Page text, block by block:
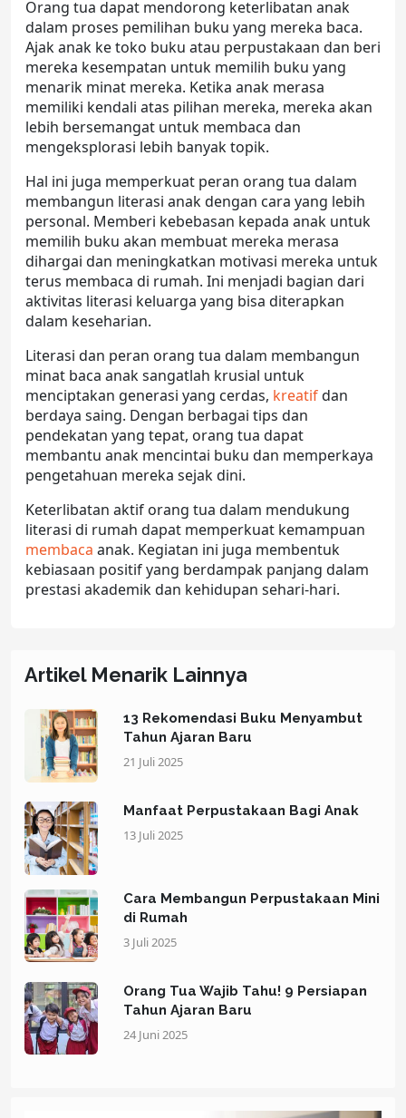
Orang tua dapat mendorong keterlibatan anak
dalam proses pemilihan buku yang mereka baca.
Ajak anak ke toko buku atau perpustakaan dan beri
mereka kesempatan untuk memilih buku yang
menarik minat mereka. Ketika anak merasa
memiliki kendali atas pilihan mereka, mereka akan
lebih bersemangat untuk membaca dan
mengeksplorasi lebih banyak topik.
Hal ini juga memperkuat peran orang tua dalam
membangun literasi anak dengan cara yang lebih
personal. Memberi kebebasan kepada anak untuk
memilih buku akan membuat mereka merasa
dihargai dan meningkatkan motivasi mereka untuk
terus membaca di rumah. Ini menjadi bagian dari
aktivitas literasi keluarga yang bisa diterapkan
dalam keseharian.
Literasi dan peran orang tua dalam membangun
minat baca anak sangatlah krusial untuk
menciptakan generasi yang cerdas, kreatifdan
berdaya saing. Dengan berbagai tips dan
pendekatan yang tepat, orang tua dapat
membantu anak mencintai buku dan memperkaya
pengetahuan mereka sejak dini.
Keterlibatan aktif orang tua dalam mendukung
literasi di rumah dapat memperkuat kemampuan
membaca anak. Kegiatan ini juga membentuk
kebiasaan positif yang berdampak panjang dalam
prestasi akademik dan kehidupan sehari-hari.
Artikel Menarik Lainnya
13 Rekomendasi Buku Menyambut
Tahun Ajaran Baru
21 Juli 2025
Manfaat Perpustakaan Bagi Anak
13 Juli 2025
Cara Membangun Perpustakaan Mini
di Rumah
3 Juli 2025
Orang Tua Wajib Tahu! 9 Persiapan
Tahun Ajaran Baru
24 Juni 2025